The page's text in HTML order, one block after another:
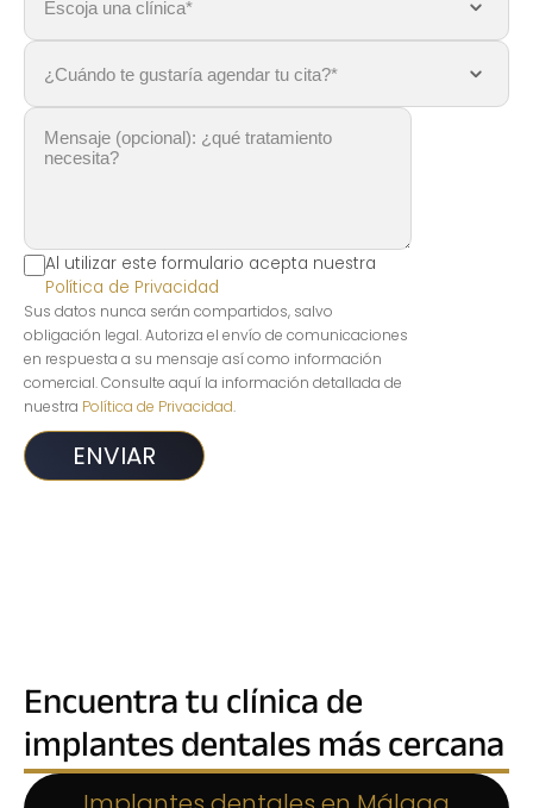
Al utilizar este formulario acepta nuestra
Política de Privacidad
Sus datos nunca serán compartidos, salvo
obligación legal. Autoriza el envío de comunicaciones
en respuesta a su mensaje así como información
comercial. Consulte aquí la información detallada de
nuestra Política de Privacidad.
Encuentra tu clínica de
implantes dentales más cercana